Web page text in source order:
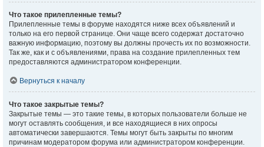
Что такое прилепленные темы?
Прилепленные темы в форуме находятся ниже всех объявлений и
только на его первой странице. Они чаще всего содержат достаточно
важную информацию, поэтому вы должны прочесть их по возможности.
Так же, как и с объявлениями, права на создание прилепленных тем
предоставляются администратором конференции.
Вернуться к началу
Что такое закрытые темы?
Закрытые темы — это такие темы, в которых пользователи больше не
могут оставлять сообщения, и все находящиеся в них опросы
автоматически завершаются. Темы могут быть закрыты по многим
причинам модератором форума или администратором конференции.